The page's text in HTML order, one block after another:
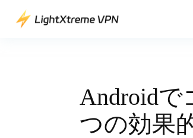
Androidで
つの効果